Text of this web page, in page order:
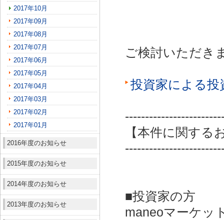
2017年10月
2017年09月
2017年08月
2017年07月
2017年06月
2017年05月
2017年04月
2017年03月
2017年02月
2017年01月
2016年度のお知らせ
2015年度のお知らせ
2014年度のお知らせ
2013年度のお知らせ
ご検討いただき
投資家による
【本件に関する
■投資家の方
maneoマーケッ